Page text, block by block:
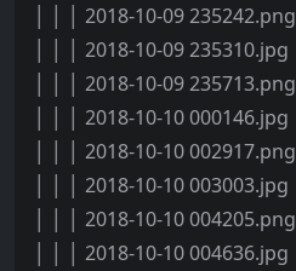
│ │ │ 2018-10-09 235242.png
│ │ │ 2018-10-09 235310.jpg
│ │ │ 2018-10-09 235713.png
│ │ │ 2018-10-10 000146.jpg
│ │ │ 2018-10-10 002917.png
│ │ │ 2018-10-10 003003.jpg
│ │ │ 2018-10-10 004205.png
│ │ │ 2018-10-10 004636.jpg